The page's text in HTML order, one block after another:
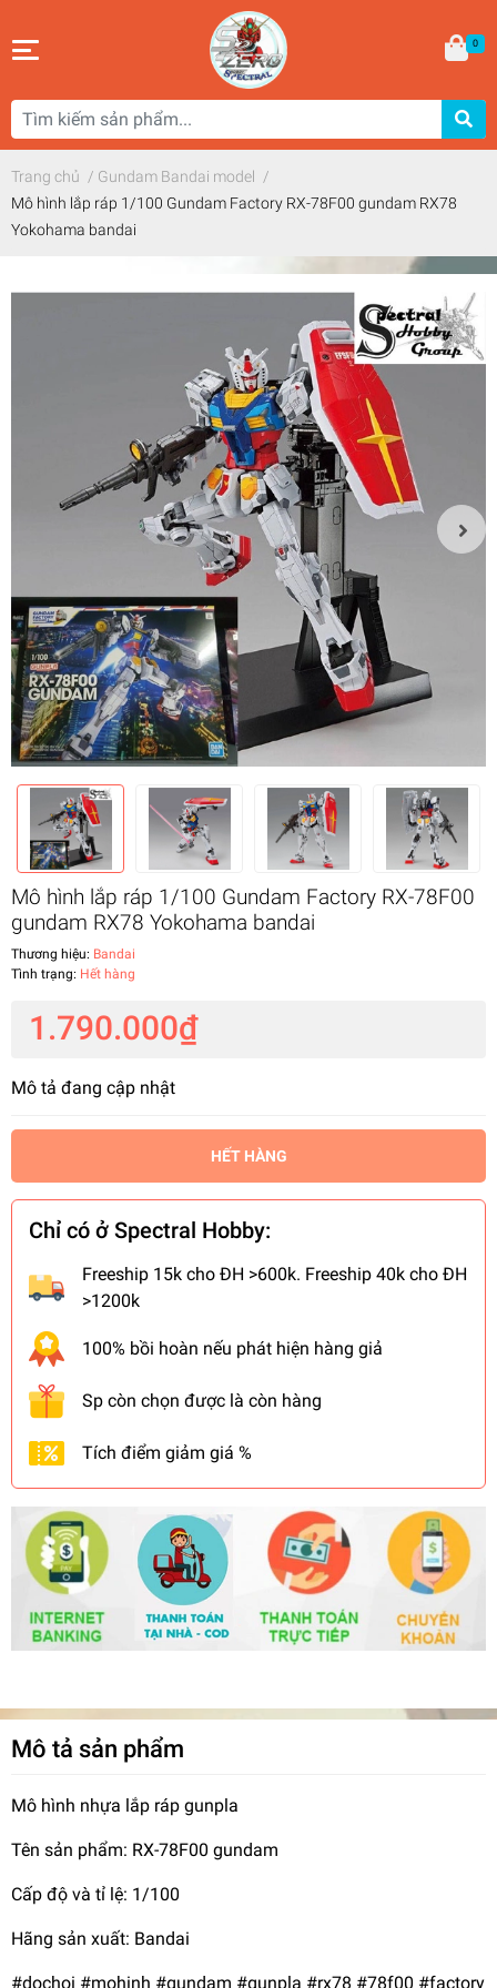
0
Trang chủ / Gundam Bandai model /
Mô hình lắp ráp 1/100 Gundam Factory RX-78F00 gundam RX78
Yokohama bandai
Mô hình lắp ráp 1/100 Gundam Factory RX-78F00
gundam RX78 Yokohama bandai
Thương hiệu: Bandai
Tình trạng: Hết hàng
1.790.000₫
Mô tả đang cập nhật
HẾT HÀNG
Chỉ có ở Spectral Hobby:
Freeship 15k cho ĐH >600k. Freeship 40k cho ĐH
>1200k
100% bồi hoàn nếu phát hiện hàng giả
Sp còn chọn được là còn hàng
Tích điểm giảm giá %
Mô tả sản phẩm
Mô hình nhựa lắp ráp gunpla
Tên sản phẩm: RX-78F00 gundam
Cấp độ và tỉ lệ: 1/100
Hãng sản xuất: Bandai
#dochoi #mohinh #gundam #gunpla #rx78 #78f00 #factory